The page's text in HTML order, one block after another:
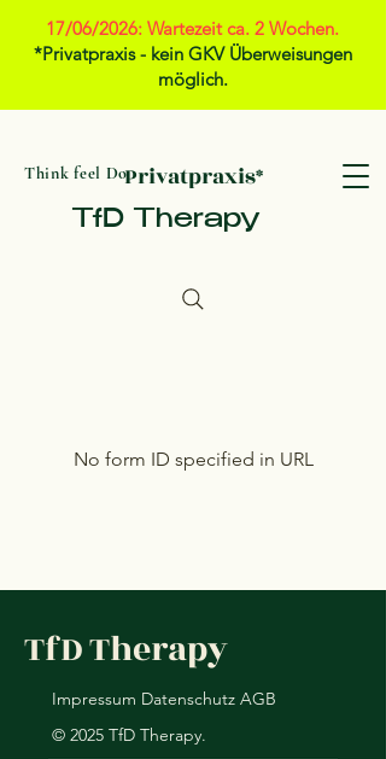
17/06/2026: Wartezeit ca. 2 Wochen.
*Privatpraxis - kein GKV Überweisungen
möglich.
TfD Therapy
Think feel DoPrivatpraxis*
No form ID specified in URL
TfD Therapy
Impressum Datenschutz AGB
© 2025 TfD Therapy.